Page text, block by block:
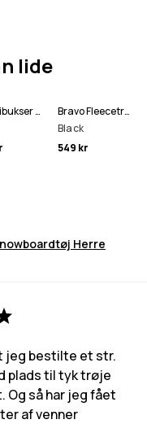
lide
Kirin Skibukser Herre
Bravo Fleecetrøje Herre
Black
549 kr
Herre
jeg bestilte et str.
plads til tyk trøje
Og så har jeg fået
af venner